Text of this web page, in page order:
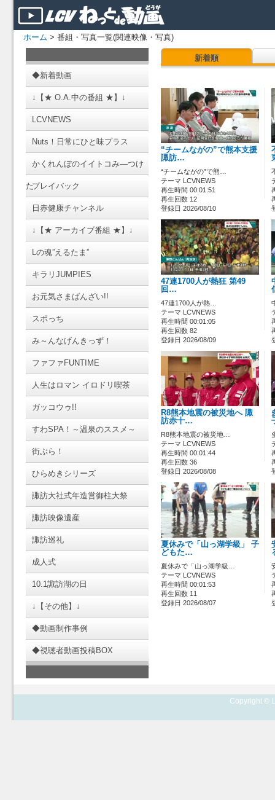
ホーム > 番組・写真一覧(関連映像・写真)
◆新着動画
↓【★ O.A.中の番組 ★】↓
LCVNEWS
Nuts！日常にひと味プラス
かくれんぼのイイトコみ―つけ
たプレイバック
日赤健康チャンネル
↓【★ アーカイブ番組 ★】↓
Lの魂”えるたま”
キラリJUMPIES
お元気さまばんざい!!
スポっち
み～んなげんきっず！
ファファFUNTIME
人生はロマン イロドリ喫茶
ガッコウゥ!!
すわSPA！～温泉のススメ～
街ぶら！
ひらめきシリーズ
諏訪大社式年造営御柱大祭
諏訪映像遺産
諏訪巡礼
成人式
10.1諏訪湖の日
↓【その他】↓
◆動画制作事例
◆視聴者動画投稿BOX
新着順
“チームながの”で熊本支援
諏訪…
“チームながの”で熊…
テーマ LCVNEWS
再生時間 00:01:51
再生回数 12
登録日 2026/08/10
47連1700人が熱狂 第49
回…
47連1700人が熱…
テーマ LCVNEWS
再生時間 00:01:05
再生回数 82
登録日 2026/08/09
R8熊本地震の被災地へ 諏
訪赤十…
R8熊本地震の被災地…
テーマ LCVNEWS
再生時間 00:01:44
再生回数 36
登録日 2026/08/08
夏休みで「山っ湖学級」 子
どもた…
夏休みで「山っ湖学級…
テーマ LCVNEWS
再生時間 00:01:53
再生回数 11
登録日 2026/08/07
Copyright ©